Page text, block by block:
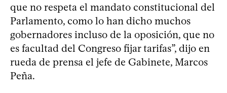
que no respeta el mandato constitucional del
Parlamento, como lo han dicho muchos
gobernadores incluso de la oposición, que no
es facultad del Congreso fijar tarifas”, dijo en
rueda de prensa el jefe de Gabinete, Marcos
Peña.